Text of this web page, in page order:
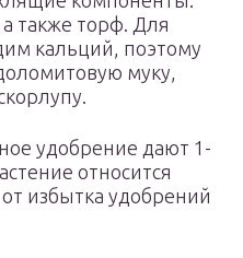
также торф. Для
кальций, поэтому
муку,
удобрение дают 1-
относится
избытка удобрений